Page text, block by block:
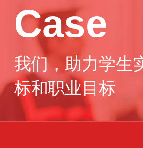
Case
我们，助力学生
标和职业目标